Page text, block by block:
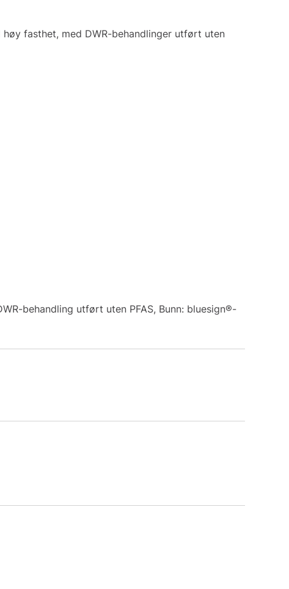
fasthet, med DWR-behandlinger utført uten
behandling utført uten PFAS, Bunn: bluesign®-